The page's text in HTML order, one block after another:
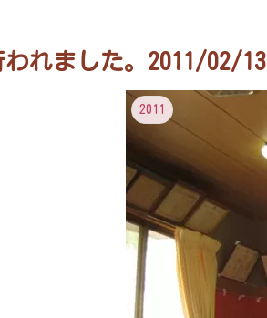
れました。2011/02/13
2011